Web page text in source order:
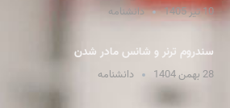
10 تیر 1405 دانشنامه
سندروم ترنر و شانس مادر شدن
28 بهمن 1404 دانشنامه